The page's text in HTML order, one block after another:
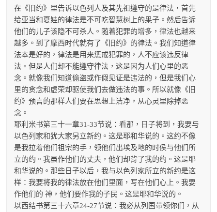
在《旧约》里告诉以色列人及其先祖遵守的是律法，首先
给亚当和夏娃的律法是不可吃智慧树上的果子。然后告诉
他们的儿子该隐不可杀人。随着犯罪的增多，律法也越来
越多。到了摩西时代就有了《旧约》的律法。我们知道律
法本是好的，律法是用来惩戒犯罪的，人不应该违反律
法。但是人们却不能遵守律法，这是因为人们心里的恶
念。就像我们知道偷盗或作假见证是违法的，但是我们心
里的贪念和虚荣却驱使我们去做违法的事。所以就像《旧
约》预言的那样人们要在思想上洁净，从心灵里除掉恶
念。
耶利米书第三十一章31-33节说：看那，日子将到，我要与
以色列家和犹大家另立新约。这是耶和华说的。这约不像
是我拉着他们祖宗的手，领他们出埃及地的时侯与他们所
立的约。我虽作他们的丈夫，他们却背了我的约。这是耶
和华说的。那些日子以后，我与以色列家所立的新约是这
样：我要将我的律法放在他们里面，写在他们心上。我要
作他们的 神，他们要作我的子民。这是耶和华说的。
以西结书第三十六章24-27节说：我必从列国带领你们，从